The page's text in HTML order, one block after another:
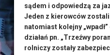
sądem i odpowiedzą za
Jeden z kierowców
natomiast kolejny
działań pn. „Trzeźwy
rolniczy zostały